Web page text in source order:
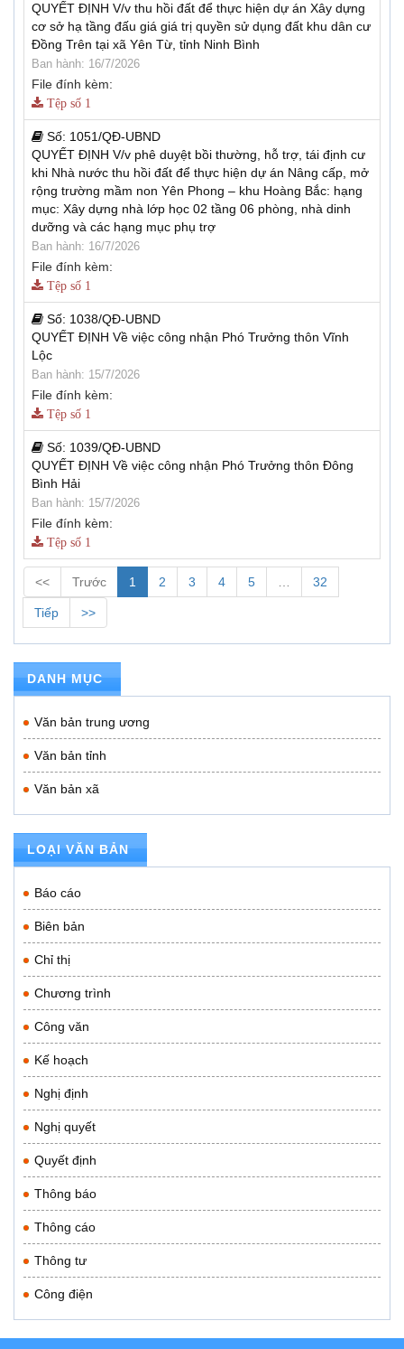
QUYẾT ĐỊNH V/v thu hồi đất để thực hiện dự án Xây dựng
cơ sở hạ tầng đấu giá giá trị quyền sử dụng đất khu dân cư
Đồng Trên tại xã Yên Từ, tỉnh Ninh Bình
Ban hành: 16/7/2026
File đính kèm:
Tệp số 1
Số: 1051/QĐ-UBND
QUYẾT ĐỊNH V/v phê duyệt bồi thường, hỗ trợ, tái định cư
khi Nhà nước thu hồi đất để thực hiện dự án Nâng cấp, mở
rộng trường mầm non Yên Phong – khu Hoàng Bắc: hạng
mục: Xây dựng nhà lớp học 02 tầng 06 phòng, nhà dinh
dưỡng và các hạng mục phụ trợ
Ban hành: 16/7/2026
File đính kèm:
Tệp số 1
Số: 1038/QĐ-UBND
QUYẾT ĐỊNH Về việc công nhận Phó Trưởng thôn Vĩnh
Lộc
Ban hành: 15/7/2026
File đính kèm:
Tệp số 1
Số: 1039/QĐ-UBND
QUYẾT ĐỊNH Về việc công nhận Phó Trưởng thôn Đông
Bình Hải
Ban hành: 15/7/2026
File đính kèm:
Tệp số 1
<< Trước 1 2 3 4 5 32
Tiếp >>
DANH MỤC
Văn bản trung ương
Văn bản tỉnh
Văn bản xã
LOẠI VĂN BẢN
Báo cáo
Biên bản
Chỉ thị
Chương trình
Công văn
Kế hoạch
Nghị định
Nghị quyết
Quyết định
Thông báo
Thông cáo
Thông tư
Công điện